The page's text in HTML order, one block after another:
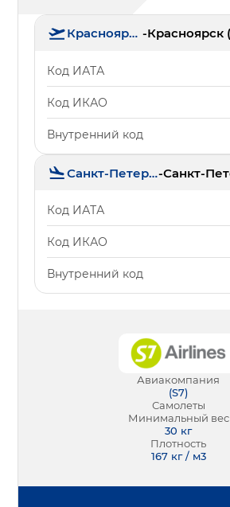
Красноярск -
Код ИАТА
Код ИКАО
Внутренний код
Санкт-Петербург-
Код ИАТА
Код ИКАО
Внутренний код
Авиакомпания
(S7)
Самолеты
Минимальный вес
30 кг
Плотность
167 кг / м3